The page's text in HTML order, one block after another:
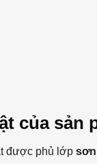
của sản
được phủ lớp